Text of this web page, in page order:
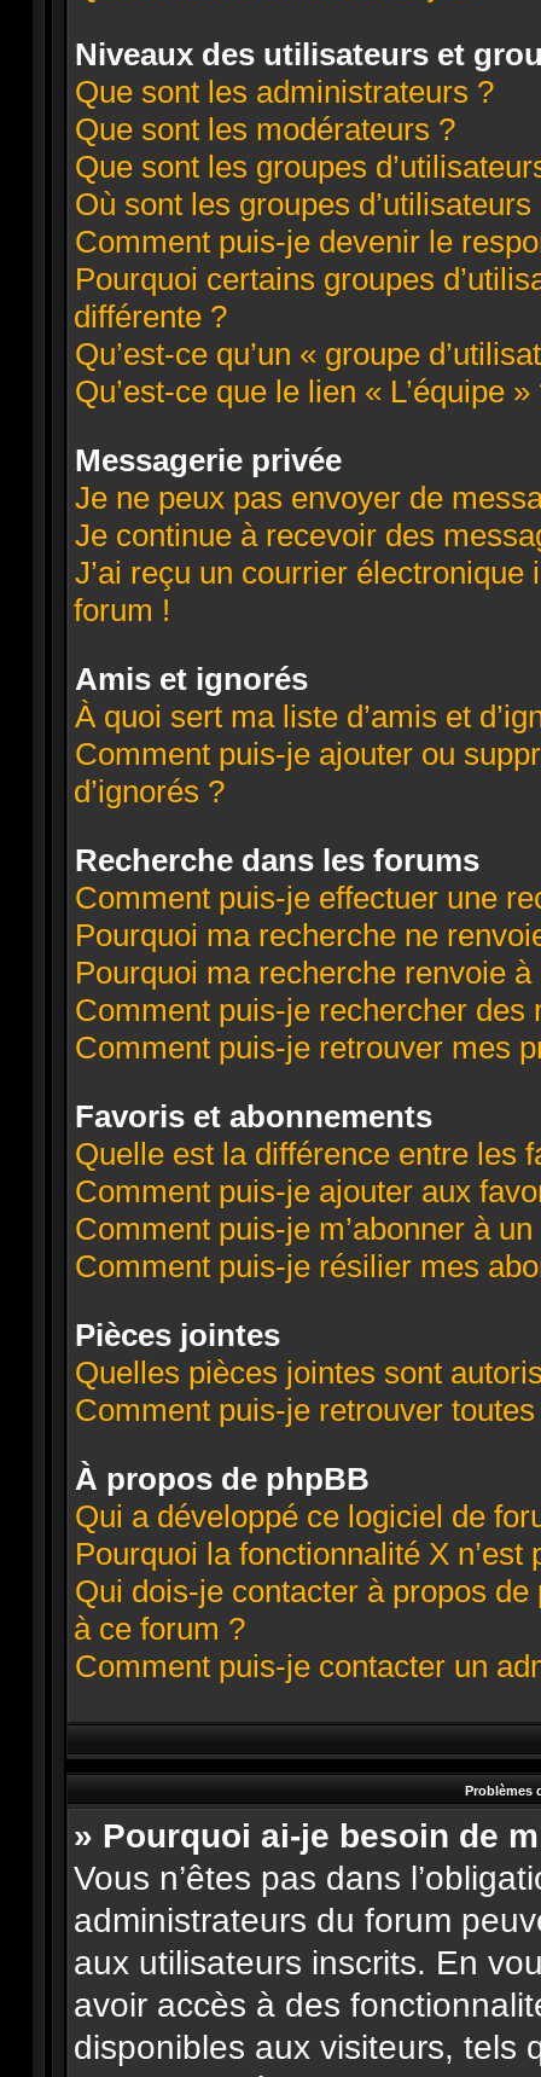
Niveaux des utilisateurs et
Que sont les administrateurs ?
Que sont les modérateurs ?
Que sont les groupes
Où sont les groupes
Comment puis-je devenir le
Pourquoi certains groupes
différente ?
Qu’est-ce qu’un « groupe
Qu’est-ce que le lien « L’équipe »
Messagerie privée
Je ne peux pas envoyer de
Je continue à recevoir des
J’ai reçu un courrier électronique
forum !
Amis et ignorés
À quoi sert ma liste d’amis et
Comment puis-je ajouter ou
d’ignorés ?
Recherche dans les forums
Comment puis-je effectuer une
Pourquoi ma recherche ne
Pourquoi ma recherche renvoie
Comment puis-je rechercher des
Comment puis-je retrouver mes
Favoris et abonnements
Quelle est la différence entre les
Comment puis-je ajouter aux
Comment puis-je m’abonner à
Comment puis-je résilier mes
Pièces jointes
Quelles pièces jointes sont
Comment puis-je retrouver
À propos de phpBB
Qui a développé ce logiciel de
Pourquoi la fonctionnalité X n’est
Qui dois-je contacter à propos de
à ce forum ?
Comment puis-je contacter un
Problèmes
» Pourquoi ai-je besoin de
Vous n’êtes pas dans
administrateurs du forum
aux utilisateurs inscrits. En
avoir accès à des
disponibles aux visiteurs, tels